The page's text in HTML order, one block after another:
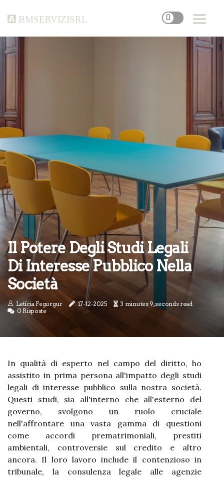
bmservizisrl
Il Potere Degli Studi Legali
Di Interesse Pubblico Nella
Società
Letícia Fegurgur 17-12-2025
3 minutes 9, seconds read
0 Risposte
In qualità di esperto nel campo del diritto, ho
assistito in prima persona all'impatto degli studi
legali di interesse pubblico sulla nostra società.
Questi studi, sia all'interno che all'esterno del
governo, svolgono un ruolo cruciale
nell'affrontare una vasta gamma di questioni
come accordi prematrimoniali, prestiti
ambientali, controversie sul credito e altro
ancora. Il loro lavoro include il contenzioso in
tribunale, la consulenza legale alle agenzie